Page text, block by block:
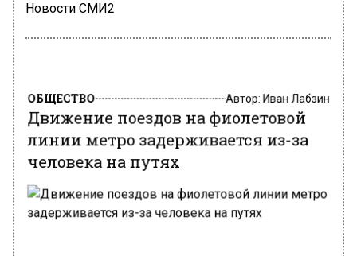
Новости СМИ2
ОБЩЕСТВО Автор:Иван Лабзин
Движение поездов на фиолетовой
линии метро задерживается из-за
человека на путях